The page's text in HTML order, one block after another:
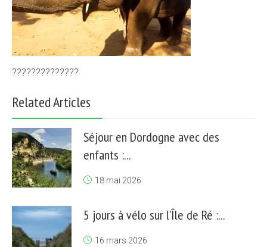
??????????????
Related Articles
Séjour en Dordogne avec des
enfants :...
18 mai 2026
5 jours à vélo sur l’Île de Ré :...
16 mars 2026